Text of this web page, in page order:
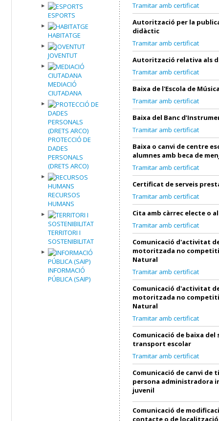
ESPORTS
HABITATGE
JOVENTUT
MEDIACIÓ
CIUTADANA
PROTECCIÓ DE
DADES
PERSONALS
(DRETS ARCO)
RECURSOS
HUMANS
TERRITORI I
SOSTENIBILITAT
INFORMACIÓ
PÚBLICA (SAIP)
Tramitar amb certificat
Autorització per la
didàctic
Tramitar amb certificat
Autorització relativa als
Tramitar amb certificat
Baixa de l'Escola de
Tramitar amb certificat
Baixa del Banc
Tramitar amb certificat
Baixa o canvi de centre
alumnes amb beca de
Tramitar amb certificat
Certificat de serveis
Tramitar amb certificat
Cita amb càrrec electe o
Tramitar amb certificat
Comunicació d'activitat
motoritzada no
Natural
Tramitar amb certificat
Comunicació d'activitat
motoritzada no
Natural
Tramitar amb certificat
Comunicació de baixa del
transport escolar
Tramitar amb certificat
Comunicació de canvi de
persona administradora
juvenil
Comunicació de
contacte o de